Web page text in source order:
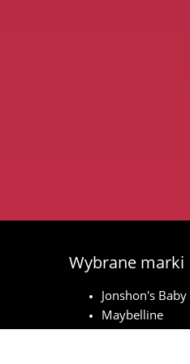
Wybrane marki
Jonshon's Baby
Maybelline
Royal Canin